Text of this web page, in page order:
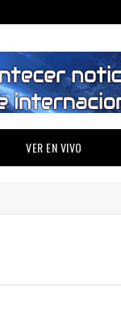
VER EN VIVO